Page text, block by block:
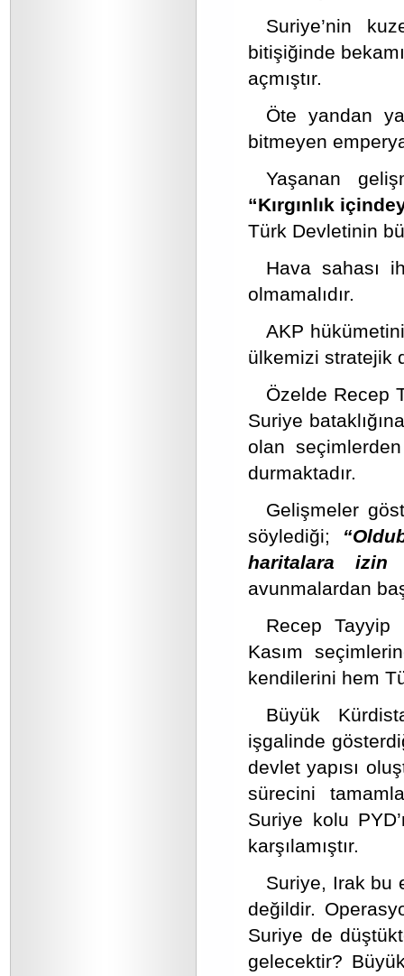
Suriye’nin
bitişiğinde
açmıştır.
Öte yandan
bitmeyen
Yaşanan
“Kırgınlık
Türk Devletinin
Hava sahası
olmamalıdır.
AKP
ülkemizi stratejik
Özelde Recep
Suriye
olan
durmaktadır.
Gelişmeler
söylediği;
haritalara izin
avunmalardan
Recep Tayyip
Kasım
kendilerini hem
Büyük
işgalinde
devlet yapısı
sürecini
Suriye kolu
karşılamıştır.
Suriye, Irak bu
değildir.
Suriye de
gelecektir?